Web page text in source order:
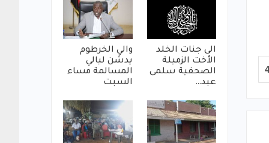
الى جنات الخلد
الأخت الزميلة
الصحفية سلمى
عبد…
والي الخرطوم
يدشن ليالي
المسالمة مساء
السبت